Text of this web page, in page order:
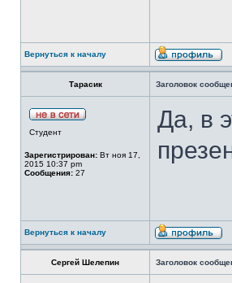
Вернуться к началу
Тарасик Заголовок
Студент
Зарегистрирован: Вт ноя 17,
2015 10:37 pm
Сообщения: 27
Да, в
Вернуться к началу
Сергей Шелепин Заголовок